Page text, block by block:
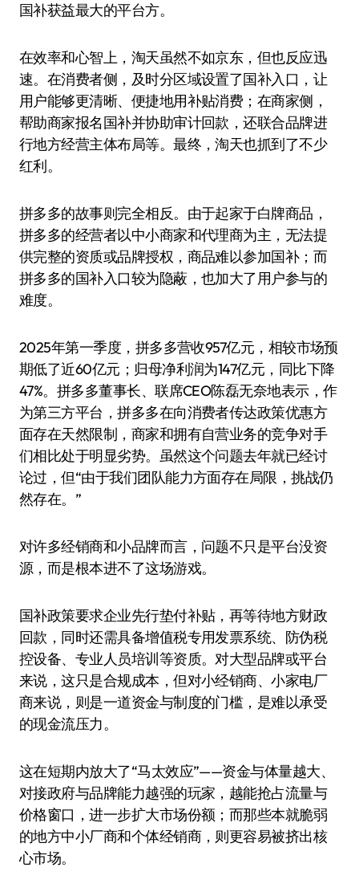
国补获益最大的平台方。
在效率和心智上，淘天虽然不如京东，但也反应迅
速。在消费者侧，及时分区域设置了国补入口，让
用户能够更清晰、便捷地用补贴消费；在商家侧，
帮助商家报名国补并协助审计回款，还联合品牌进
行地方经营主体布局等。最终，淘天也抓到了不少
红利。
拼多多的故事则完全相反。由于起家于白牌商品，
拼多多的经营者以中小商家和代理商为主，无法提
供完整的资质或品牌授权，商品难以参加国补；而
拼多多的国补入口较为隐蔽，也加大了用户参与的
难度。
2025年第一季度，拼多多营收957亿元，相较市场预
期低了近60亿元；归母净利润为147亿元，同比下降
47%。拼多多董事长、联席CEO陈磊无奈地表示，作
为第三方平台，拼多多在向消费者传达政策优惠方
面存在天然限制，商家和拥有自营业务的竞争对手
们相比处于明显劣势。虽然这个问题去年就已经讨
论过，但“由于我们团队能力方面存在局限，挑战仍
然存在。”
对许多经销商和小品牌而言，问题不只是平台没资
源，而是根本进不了这场游戏。
国补政策要求企业先行垫付补贴，再等待地方财政
回款，同时还需具备增值税专用发票系统、防伪税
控设备、专业人员培训等资质。对大型品牌或平台
来说，这只是合规成本，但对小经销商、小家电厂
商来说，则是一道资金与制度的门槛，是难以承受
的现金流压力。
这在短期内放大了“马太效应”——资金与体量越大、
对接政府与品牌能力越强的玩家，越能抢占流量与
价格窗口，进一步扩大市场份额；而那些本就脆弱
的地方中小厂商和个体经销商，则更容易被挤出核
心市场。